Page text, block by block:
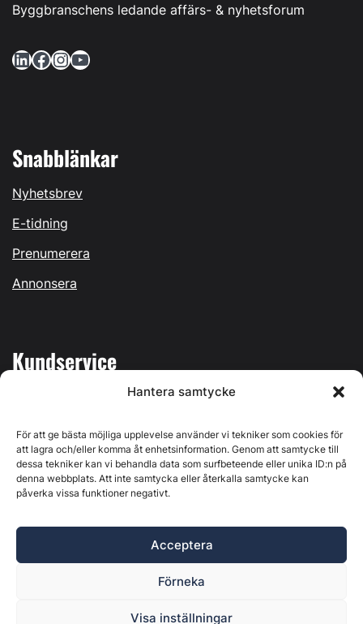
Hantera samtycke
För att ge bästa möjliga upplevelse använder vi tekniker som cookies för
att lagra och/eller komma åt enhetsinformation. Genom att samtycke till
dessa tekniker kan vi behandla data som surfbeteende eller unika ID:n på
denna webbplats. Att inte samtycka eller återkalla samtycke kan
påverka vissa funktioner negativt.
Acceptera
Förneka
Visa inställningar
Byggbranschens ledande affärs- & nyhetsforum
LinkedIn Facebook InstagramYouTube
Snabblänkar
Nyhetsbrev
E-tidning
Prenumerera
Annonsera
Kundservice
Kontakta oss
Östernäsvägen 1, 827 32 Ljusdal, org.nr: 556625-6425 -
Ansvarig utgivare: Henrik Ekberg. Innehållet på denna
webbplats är upphovsrättsligt skyddat. Ange källa vid citering.
Byggvärlden är en del avMarknadsdatagruppen
Policy för datahantering, integritet och cookies